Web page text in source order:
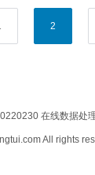
2
在线数据处
All rights